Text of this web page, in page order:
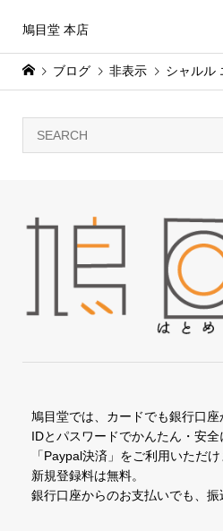
鳩目堂 本店
ブログ 非表示 シャルル
鳩目堂では、カードでも銀行口
IDとパスワードでかんたん・安
「Paypal決済」をご利用いただけ
新規登録料は無料。
銀行口座からのお支払いでも、振